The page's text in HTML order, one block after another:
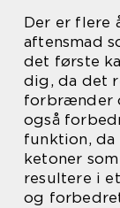
Der er flere
aftensmad
det første
dig, da det
forbrænder
også
funktion,
ketoner
resultere i
og